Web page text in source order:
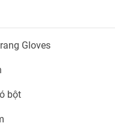
Gloves
bột